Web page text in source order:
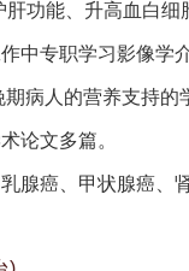
功能、升高血白
中专职学习影像学
病人的营养支持
论文多篇。
腺癌、甲状腺癌、